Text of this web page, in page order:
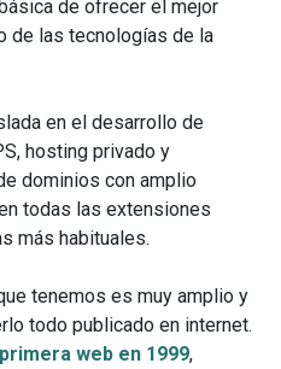
de ofrecer el mejor
de las tecnologías de la
en el desarrollo de
hosting privado y
dominios con amplio
todas las extensiones
más habituales.
tenemos es muy amplio y
todo publicado en internet.
web en 1999,